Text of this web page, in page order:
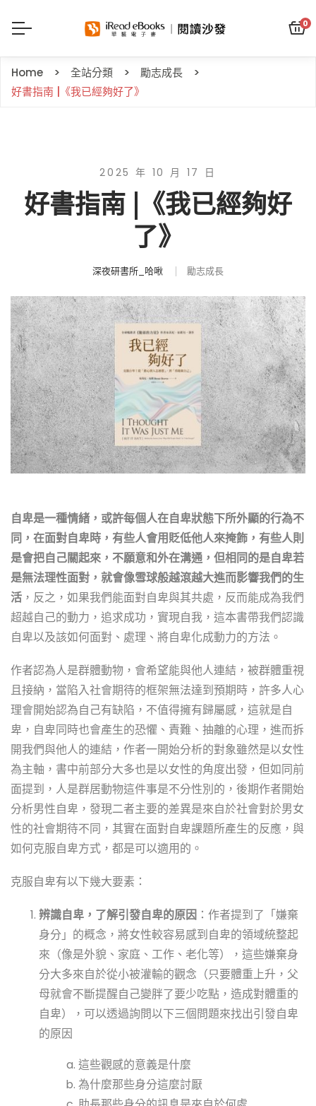
0
Home 全站分類
勵志成長
好書指南 |《我已經夠好了》
2025 年 10 月 17 日
好書指南 |《我已經夠好
了》
深夜研書所_哈啾 勵志成長
自卑是一種情緒，或許每個人在自卑狀態下所外顯的行為不
同，在面對自卑時，有些人會用貶低他人來掩飾，有些人則
是會把自己關起來，不願意和外在溝通，但相同的是自卑若
是無法理性面對，就會像雪球般越滾越大進而影響我們的生
活 ，反之，如果我們能面對自卑與其共處，反而能成為我們
超越自己的動力，追求成功，實現自我，這本書帶我們認識
自卑以及該如何面對、處理、將自卑化成動力的方法。
作者認為人是群體動物，會希望能與他人連結，被群體重視
且接納，當陷入社會期待的框架無法達到預期時，許多人心
理會開始認為自己有缺陷，不值得擁有歸屬感，這就是自
卑，自卑同時也會產生的恐懼、責難、抽離的心理，進而拆
開我們與他人的連結，作者一開始分析的對象雖然是以女性
為主軸，書中前部分大多也是以女性的角度出發，但如同前
面提到，人是群居動物這件事是不分性別的，後期作者開始
分析男性自卑，發現二者主要的差異是來自於社會對於男女
性的社會期待不同，其實在面對自卑課題所產生的反應，與
如何克服自卑方式，都是可以適用的。
克服自卑有以下幾大要素：
辨識自卑，了解引發自卑的原因 ：作者提到了「嫌棄
身分」的概念，將女性較容易感到自卑的領域統整起
來（像是外貌、家庭、工作、老化等），這些嫌棄身
分大多來自於從小被灌輸的觀念（只要體重上升，父
母就會不斷提醒自己變胖了要少吃點，造成對體重的
自卑），可以透過詢問以下三個問題來找出引發自卑
的原因
這些觀感的意義是什麼
為什麼那些身分這麼討厭